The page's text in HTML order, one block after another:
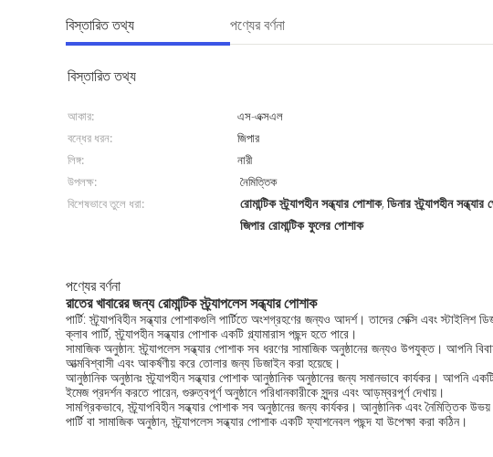
বিস্তারিত তথ্য পণ্যের বর্ণনা
বিস্তারিত তথ্য
আকার: এস-এক্সএল
বন্ধের ধরন:
জিপার
লিঙ্গ:
নারী
উপলক্ষ:
নৈমিত্তিক
বিশেষভাবে তুলে ধরা:
রোমান্টিক স্ট্র্যাপহীন সন্ধ্যার পোশাক,ডিনার স্ট্র্যাপহীন
জিপার রোমান্টিক ফুলের পোশাক
পণ্যের বর্ণনা
রাতের খাবারের জন্য রোমান্টিক স্ট্র্যাপলেস সন্ধ্যার পোশাক
পার্টি: স্ট্র্যাপবিহীন সন্ধ্যার পোশাকগুলি পার্টিতে অংশগ্রহণের জন্যও আদর্শ। তাদের সেক্সি এবং
ক্লাব পার্টি, স্ট্র্যাপহীন সন্ধ্যার পোশাক একটি গ্ল্যামারাস পছন্দ হতে পারে।
সামাজিক অনুষ্ঠান: স্ট্র্যাপলেস সন্ধ্যার পোশাক সব ধরণের সামাজিক অনুষ্ঠানের জন্যও উপযুক্ত। আপনি বিবাহ,
আত্মবিশ্বাসী এবং আকর্ষণীয় করে তোলার জন্য ডিজাইন করা হয়েছে।
আনুষ্ঠানিক অনুষ্ঠানঃ স্ট্র্যাপহীন সন্ধ্যার পোশাক আনুষ্ঠানিক অনুষ্ঠানের জন্য সমানভাবে কার্যকর। আপনি
ইমেজ প্রদর্শন করতে পারেন, গুরুত্বপূর্ণ অনুষ্ঠানে পরিধানকারীকে সুন্দর এবং আড়ম্বরপূর্ণ দেখায়।
সামগ্রিকভাবে, স্ট্র্যাপবিহীন সন্ধ্যার পোশাক সব অনুষ্ঠানের জন্য কার্যকর। আনুষ্ঠানিক এবং নৈমিত্তিক
পার্টি বা সামাজিক অনুষ্ঠান, স্ট্র্যাপলেস সন্ধ্যার পোশাক একটি ফ্যাশনেবল পছন্দ যা উপেক্ষা করা কঠিন।